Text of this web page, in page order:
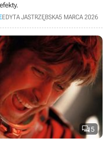
EDYTA JASTRZĘBSKA5 MARCA 2026
5